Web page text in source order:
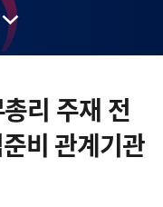
리 주재 전
비 관계기관